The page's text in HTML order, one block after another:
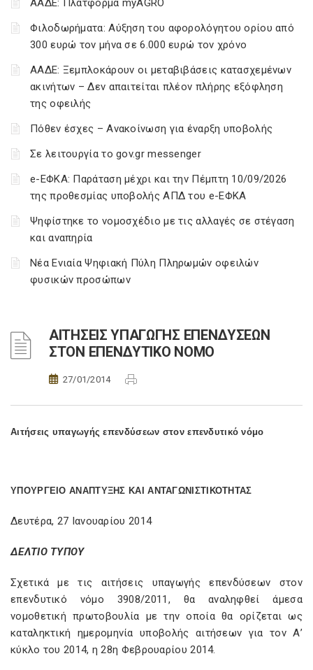
ΑΑΔΕ: Πλατφόρμα myAGRO
Φιλοδωρήματα: Αύξηση του αφορολόγητου ορίου από
300 ευρώ τον μήνα σε 6.000 ευρώ τον χρόνο
ΑΑΔΕ: Ξεμπλοκάρουν οι μεταβιβάσεις κατασχεμένων
ακινήτων – Δεν απαιτείται πλέον πλήρης εξόφληση
της οφειλής
Πόθεν έσχες – Ανακοίνωση για έναρξη υποβολής
Σε λειτουργία το gov.gr messenger
e-ΕΦΚΑ: Παράταση μέχρι και την Πέμπτη 10/09/2026
της προθεσμίας υποβολής ΑΠΔ του e-ΕΦΚΑ
Ψηφίστηκε το νομοσχέδιο με τις αλλαγές σε στέγαση
και αναπηρία
Νέα Ενιαία Ψηφιακή Πύλη Πληρωμών οφειλών
φυσικών προσώπων
ΑΙΤΗΣΕΙΣ ΥΠΑΓΩΓΗΣ ΕΠΕΝΔΥΣΕΩΝ
ΣΤΟΝ ΕΠΕΝΔΥΤΙΚΟ ΝΟΜΟ
27/01/2014
Αιτήσεις υπαγωγής επενδύσεων στον επενδυτικό νόμο
ΥΠΟΥΡΓΕΙΟ ΑΝΑΠΤΥΞΗΣ ΚΑΙ ΑΝΤΑΓΩΝΙΣΤΙΚΟΤΗΤΑΣ
Δευτέρα, 27 Ιανουαρίου 2014
ΔΕΛΤΙΟ ΤΥΠΟΥ
Σχετικά με τις αιτήσεις υπαγωγής επενδύσεων στον
επενδυτικό νόμο 3908/2011, θα αναληφθεί άμεσα
νομοθετική πρωτοβουλία με την οποία θα ορίζεται ως
καταληκτική ημερομηνία υποβολής αιτήσεων για τον Α’
κύκλο του 2014, η 28η Φεβρουαρίου 2014.